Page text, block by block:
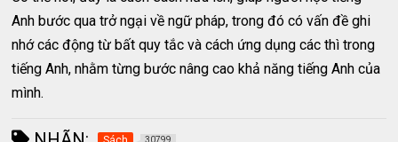
Anh bước qua trở ngại về ngữ pháp, trong đó có vấn đề ghi
nhớ các động từ bất quy tắc và cách ứng dụng các thì trong
tiếng Anh, nhằm từng bước nâng cao khả năng tiếng Anh của
mình.